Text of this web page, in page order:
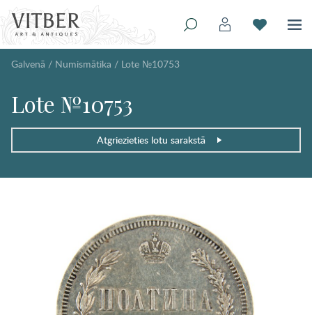
Galvenā / Numismātika / Lote №10753
Lote №10753
Atgriezieties lotu sarakstā